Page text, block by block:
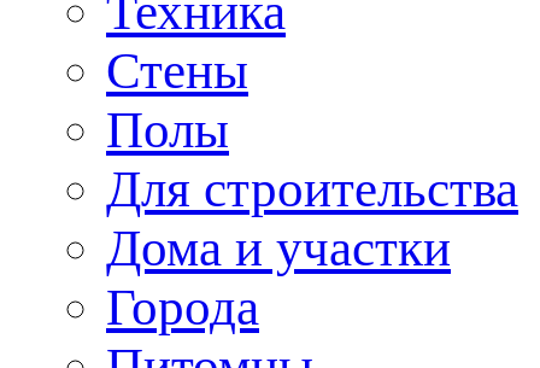
Стены
Полы
Для строительства
Дома и участки
Города